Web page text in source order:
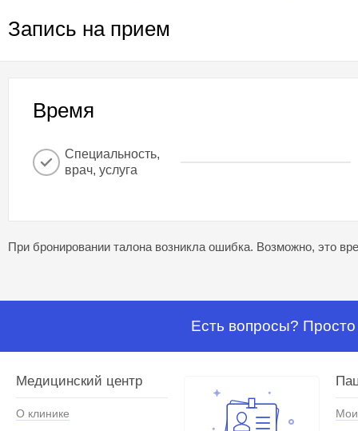
Запись на прием
Время
Специальность,
врач, услуга
При бронировании талона возникла ошибка. Возможно, это
Есть вопросы?
Медицинский центр
О клинике